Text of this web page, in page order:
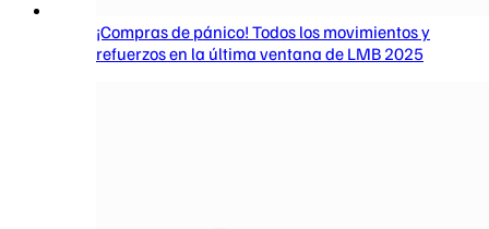
¡Compras de pánico! Todos los movimientos y
refuerzos en la última ventana de LMB 2025